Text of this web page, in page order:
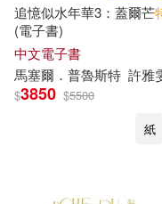
追憶似水年華3：蓋爾芒
(電子書)
中文電子書
馬塞爾 ． 普魯斯特 許雅
$3850 $5500
紙